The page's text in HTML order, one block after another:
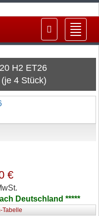
ein-/
H2 ET26
4 Stück)
€
Deutschland *****
Tabelle